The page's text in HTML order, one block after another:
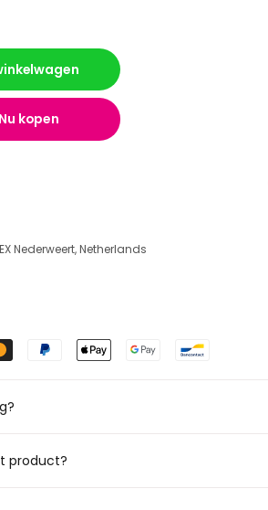
Nu kopen
Nederweert, Netherlands
product?